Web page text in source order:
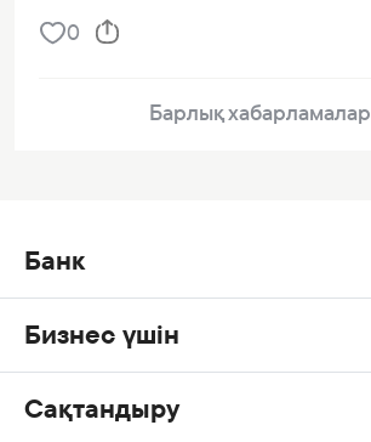
0
Барлық хабарламалар
Банк
Бизнес үшін
Сақтандыру